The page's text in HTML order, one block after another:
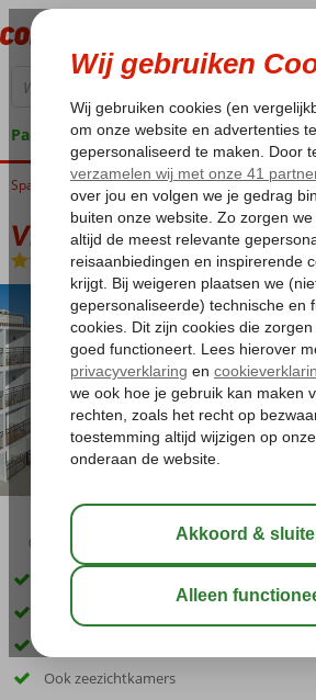
Pakketgarantie
Home
Spanje Balearen Ibiza San Antonio Vibra San
Vibra San Remo
Logies en ontbijt -Hotel
02:45 aug 29°C
Prachtig uitzicht over de baai van San
Direct aan het strand, vergeet je slippers
Ook zeezichtkamers